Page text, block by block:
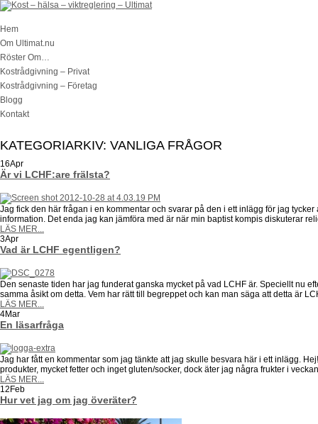
Hem
Om Ultimat.nu
Röster Om…
Kostrådgivning – Privat
Kostrådgivning – Företag
Blogg
Kontakt
KATEGORIARKIV: VANLIGA FRÅGOR
16Apr
Är vi LCHF:are frälsta?
Jag fick den här frågan i en kommentar och svarar på den i ett inlägg för jag
information. Det enda jag kan jämföra med är när min baptist kompis diskuterar
LÄS MER...
3Apr
Vad är LCHF egentligen?
Den senaste tiden har jag funderat ganska mycket på vad LCHF är. Speciellt nu
samma åsikt om detta. Vem har rätt till begreppet och kan man säga att detta är
LÄS MER...
4Mar
En läsarfråga
Jag har fått en kommentar som jag tänkte att jag skulle besvara här i ett inlägg.
produkter, mycket fetter och inget gluten/socker, dock äter jag några frukter i
LÄS MER...
12 Feb
Hur vet jag om jag överäter?